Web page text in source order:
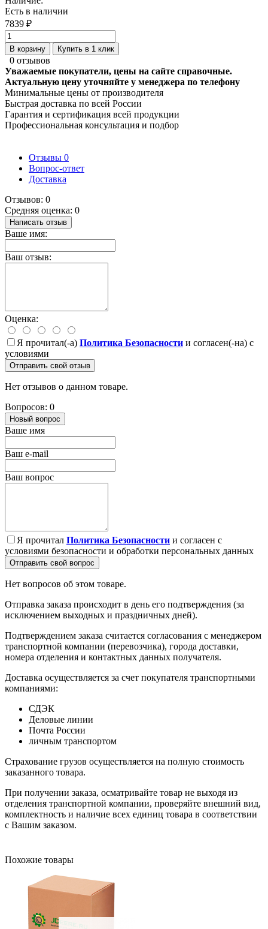
Есть в наличии
7839 ₽
В корзину Купить в 1 клик
0 отзывов
Уважаемые покупатели, цены на сайте справочные.
Актуальную цену уточняйте у менеджера по телефону
Минимальные цены от производителя
Быстрая доставка по всей России
Гарантия и сертификация всей продукции
Профессиональная консультация и подбор
Отзывы 0
Вопрос-ответ
Доставка
Отзывов: 0
Средняя оценка: 0
Написать отзыв
Ваше имя:
Ваш отзыв:
Оценка:
Я прочитал(-а) Политика Безопасности и согласен(-на) с
условиями
Отправить свой отзыв
Нет отзывов о данном товаре.
Вопросов: 0
Новый вопрос
Ваше имя
Ваш e-mail
Ваш вопрос
Я прочитал Политика Безопасности и согласен с
условиями безопасности и обработки персональных данных
Отправить свой вопрос
Нет вопросов об этом товаре.
Отправка заказа происходит в день его подтверждения (за
исключением выходных и праздничных дней).
Подтверждением заказа считается согласования с менеджером
транспортной компании (перевозчика), города доставки,
номера отделения и контактных данных получателя.
Доставка осуществляется за счет покупателя транспортными
компаниями:
СДЭК
Деловые линии
Почта России
личным транспортом
Страхование грузов осуществляется на полную стоимость
заказанного товара.
При получении заказа, осматривайте товар не выходя из
отделения транспортной компании, проверяйте внешний вид,
комплектность и наличие всех единиц товара в соответствии
с Вашим заказом.
Похожие товары